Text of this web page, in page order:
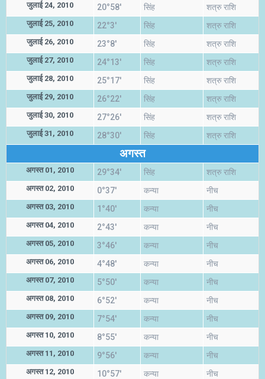
जुलाई 24, 2010 20°58' सिंह शत्रु राशि
जुलाई 25, 2010 22°3' सिंह शत्रु राशि
जुलाई 26, 2010 23°8' सिंह शत्रु राशि
जुलाई 27, 2010 24°13' सिंह शत्रु राशि
जुलाई 28, 2010 25°17' सिंह शत्रु राशि
जुलाई 29, 2010 26°22' सिंह शत्रु राशि
जुलाई 30, 2010 27°26' सिंह शत्रु राशि
जुलाई 31, 2010 28°30' सिंह शत्रु राशि
अगस्त
अगस्त 01, 2010 29°34' सिंह शत्रु राशि
अगस्त 02, 2010 0°37' कन्या नीच
अगस्त 03, 2010 1°40' कन्या नीच
अगस्त 04, 2010 2°43' कन्या नीच
अगस्त 05, 2010 3°46' कन्या नीच
अगस्त 06, 2010 4°48' कन्या नीच
अगस्त 07, 2010 5°50' कन्या नीच
अगस्त 08, 2010 6°52' कन्या नीच
अगस्त 09, 2010 7°54' कन्या नीच
अगस्त 10, 2010 8°55' कन्या नीच
अगस्त 11, 2010 9°56' कन्या नीच
अगस्त 12, 2010 10°57' कन्या नीच